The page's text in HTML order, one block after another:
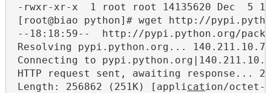
-rwxr-xr-x  1 root root 14135620 Dec  5
[root@biao python]# wget http://
--18:18:59--  http://pypi.python.org/
Resolving pypi.python.org...
Connecting to
HTTP request sent, awaiting response...
Length: 256862 (251K) [application/octet-